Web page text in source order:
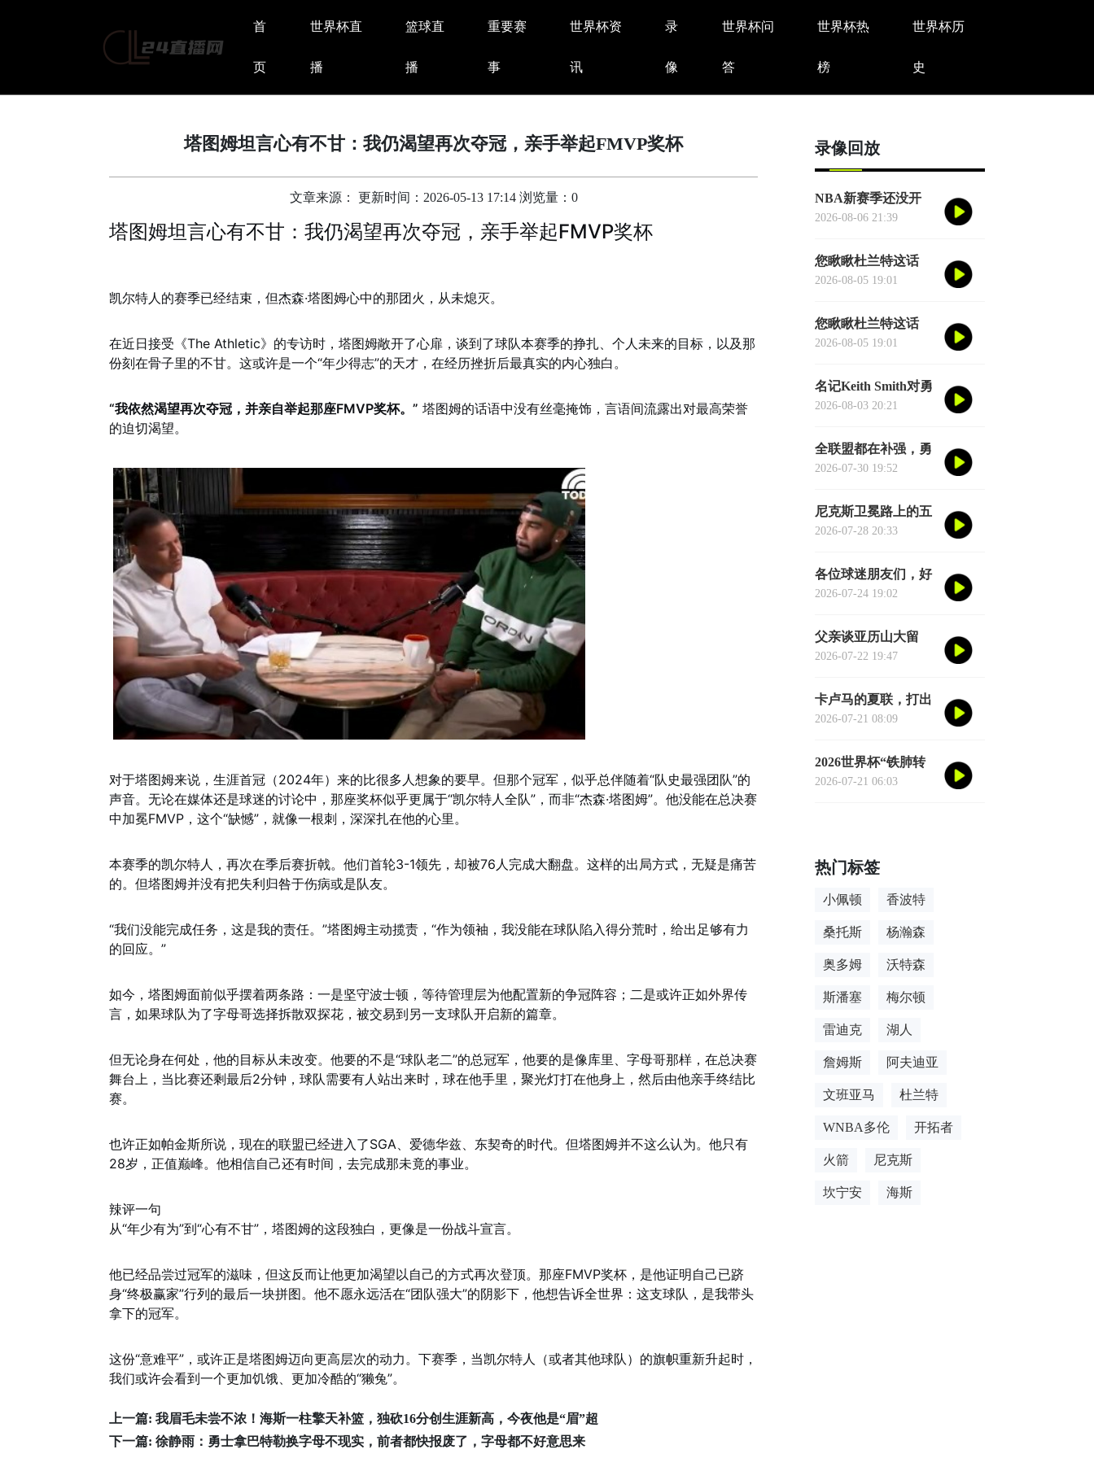
首
页
世界杯直
播
篮球直
播
重要赛
事
世界杯资
讯
录
像
世界杯问
答
世界杯热
榜
世界杯历
史
塔图姆坦言心有不甘：我仍渴望再次夺冠，亲手举起FMVP奖杯
文章来源： 更新时间：2026-05-13 17:14 浏览量：0
塔图姆坦言心有不甘：我仍渴望再次夺冠，亲手举起FMVP奖杯
凯尔特人的赛季已经结束，但杰森·塔图姆心中的那团火，从未熄灭。
在近日接受《The Athletic》的专访时，塔图姆敞开了心扉，谈到了球队本赛季的挣扎、个人未来的目标，以及那
份刻在骨子里的不甘。这或许是一个“年少得志”的天才，在经历挫折后最真实的内心独白。
“我依然渴望再次夺冠，并亲自举起那座FMVP奖杯。” 塔图姆的话语中没有丝毫掩饰，言语间流露出对最高荣誉
的迫切渴望。
对于塔图姆来说，生涯首冠（2024年）来的比很多人想象的要早。但那个冠军，似乎总伴随着“队史最强团队”的
声音。无论在媒体还是球迷的讨论中，那座奖杯似乎更属于“凯尔特人全队”，而非“杰森·塔图姆”。他没能在总决赛
中加冕FMVP，这个“缺憾”，就像一根刺，深深扎在他的心里。
本赛季的凯尔特人，再次在季后赛折戟。他们首轮3-1领先，却被76人完成大翻盘。这样的出局方式，无疑是痛苦
的。但塔图姆并没有把失利归咎于伤病或是队友。
“我们没能完成任务，这是我的责任。”塔图姆主动揽责，“作为领袖，我没能在球队陷入得分荒时，给出足够有力
的回应。”
如今，塔图姆面前似乎摆着两条路：一是坚守波士顿，等待管理层为他配置新的争冠阵容；二是或许正如外界传
言，如果球队为了字母哥选择拆散双探花，被交易到另一支球队开启新的篇章。
但无论身在何处，他的目标从未改变。他要的不是“球队老二”的总冠军，他要的是像库里、字母哥那样，在总决赛
舞台上，当比赛还剩最后2分钟，球队需要有人站出来时，球在他手里，聚光灯打在他身上，然后由他亲手终结比
赛。
也许正如帕金斯所说，现在的联盟已经进入了SGA、爱德华兹、东契奇的时代。但塔图姆并不这么认为。他只有
28岁，正值巅峰。他相信自己还有时间，去完成那未竟的事业。
辣评一句
从“年少有为”到“心有不甘”，塔图姆的这段独白，更像是一份战斗宣言。
他已经品尝过冠军的滋味，但这反而让他更加渴望以自己的方式再次登顶。那座FMVP奖杯，是他证明自己已跻
身“终极赢家”行列的最后一块拼图。他不愿永远活在“团队强大”的阴影下，他想告诉全世界：这支球队，是我带头
拿下的冠军。
这份“意难平”，或许正是塔图姆迈向更高层次的动力。下赛季，当凯尔特人（或者其他球队）的旗帜重新升起时，
我们或许会看到一个更加饥饿、更加冷酷的“獭兔”。
上一篇: 我眉毛未尝不浓！海斯一柱擎天补篮，独砍16分创生涯新高，今夜他是“眉”超
下一篇: 徐静雨：勇士拿巴特勒换字母不现实，前者都快报废了，字母都不好意思来
录像回放
NBA新赛季还没开
打，一项历史纪录已
篮球俱乐部伦敦雄狮
将首次站上NBA季前
2026-08-06 21:39
您瞅瞅杜兰特这话
——"76人比宇宙勇
虚或者脑子进水了，
我给您掰开了揉碎了
2026-08-05 19:01
您瞅瞅杜兰特这话
——"76人比宇宙勇
虚或者脑子进水了，
我给您掰开了揉碎了
2026-08-05 19:01
名记Keith Smith对勇
士11号秀伦德博格的
准。他说伦德博格是
夏联最耀眼的球员之
2026-08-03 20:21
全联盟都在补强，勇
士却在“等”——等库
2026-07-30 19:52
尼克斯卫冕路上的五
大拦路虎：雷马领
2026-07-28 20:33
各位球迷朋友们，好
消息来了！湖人核心
2026中国行「紫金之
旅」正式定档今年8
2026-07-24 19:02
父亲谈亚历山大留
队：东西没坏就别
诱惑走
2026-07-22 19:47
卡卢马的夏联，打出
了“不给合同说不过
2026-07-21 08:09
2026世界杯“铁肺转
场”手册：单场票玩
2026-07-21 06:03
热门标签
小佩顿 香波特
桑托斯 杨瀚森
奥多姆 沃特森
斯潘塞 梅尔顿
雷迪克 湖人
詹姆斯 阿夫迪亚
文班亚马 杜兰特
WNBA多伦 开拓者
火箭 尼克斯
坎宁安 海斯